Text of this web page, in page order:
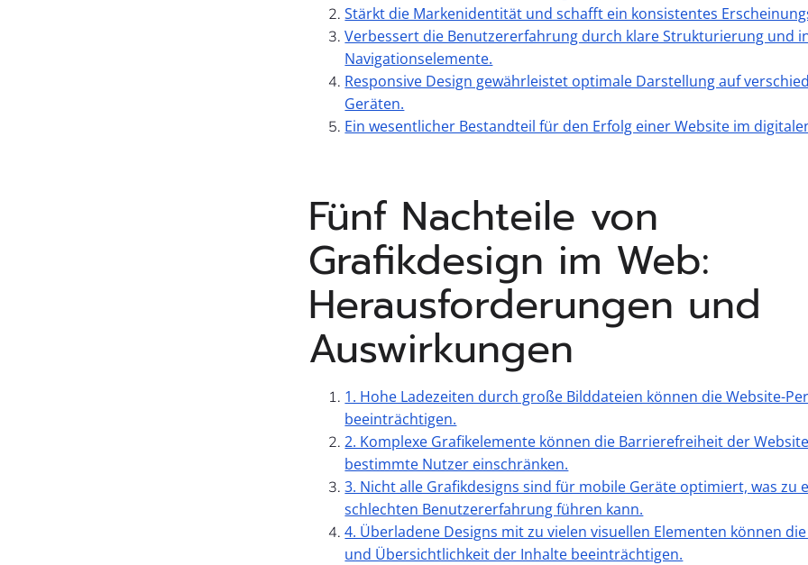
Stärkt die Markenidentität und schafft ein konsistentes
Verbessert die Benutzererfahrung durch klare Strukturierung und
Navigationselemente.
Responsive Design gewährleistet optimale Darstellung auf
Geräten.
Ein wesentlicher Bestandteil für den Erfolg einer Website im
Fünf Nachteile von
Grafikdesign im Web:
Herausforderungen und
Auswirkungen
1. Hohe Ladezeiten durch große Bilddateien können die Website-
beeinträchtigen.
2. Komplexe Grafikelemente können die Barrierefreiheit der
bestimmte Nutzer einschränken.
3. Nicht alle Grafikdesigns sind für mobile Geräte optimiert, was zu
schlechten Benutzererfahrung führen kann.
4. Überladene Designs mit zu vielen visuellen Elementen können
und Übersichtlichkeit der Inhalte beeinträchtigen.